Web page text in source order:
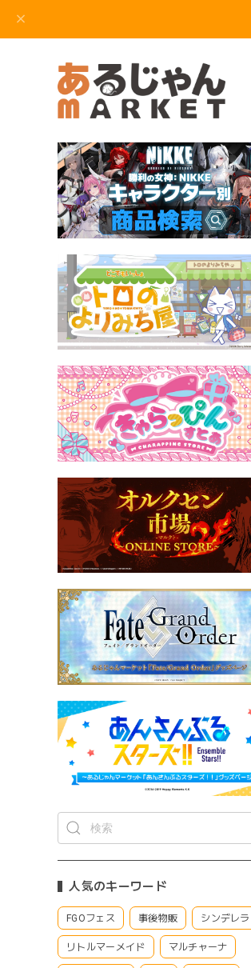
人気のキーワード
FGOフェス 事後物販 シンデレラ
リトルマーメイド マルチャーナ